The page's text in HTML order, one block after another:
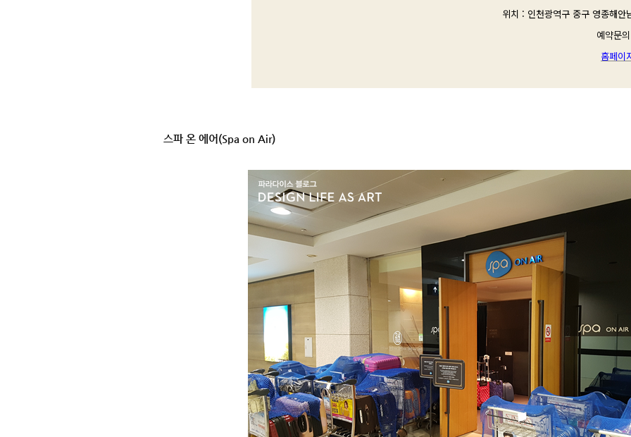
위치 : 인천광역구 중구 영종해안
예약문
홈페이
스파 온 에어(Spa on Air)